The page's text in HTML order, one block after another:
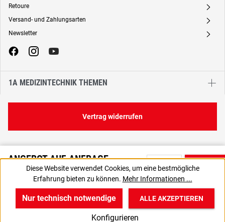
ANGEBOT AUF ANFRAGE
Bitte nutzen Sie die Produktanfrage, um ein individuelles Angebot
von uns zu erhalten.
Retoure A
Versand- und Zahlungsarten A
Newsletter A
1A MEDIZINTECHNIK THEMEN
Vertrag widerrufen
Diese Website verwendet Cookies, um eine bestmögliche
Erfahrung bieten zu können. Mehr Informationen ...
Nur technisch notwendige
Konfigurieren
ALLE AKZEPTIEREN
v B